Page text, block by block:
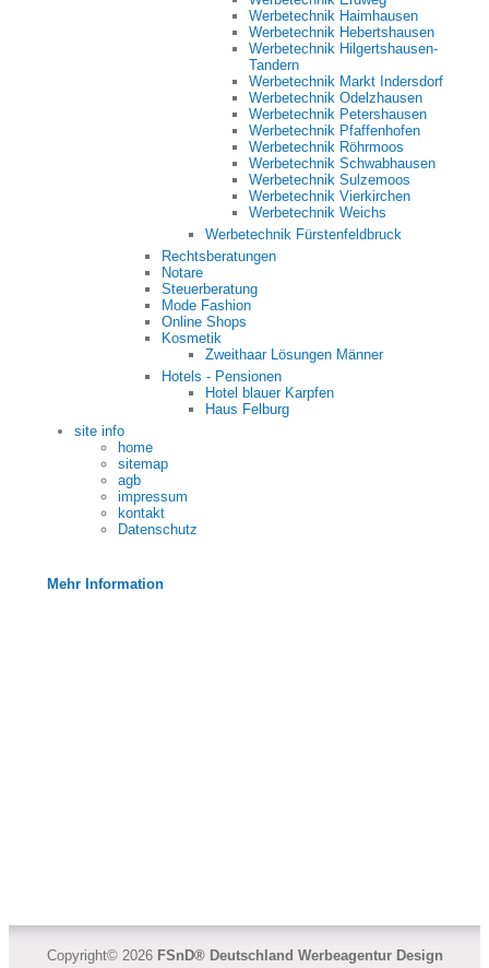
Werbetechnik Haimhausen
Werbetechnik Hebertshausen
Werbetechnik Hilgertshausen-
Tandern
Werbetechnik Markt Indersdorf
Werbetechnik Odelzhausen
Werbetechnik Petershausen
Werbetechnik Pfaffenhofen
Werbetechnik Röhrmoos
Werbetechnik Schwabhausen
Werbetechnik Sulzemoos
Werbetechnik Vierkirchen
Werbetechnik Weichs
Werbetechnik Fürstenfeldbruck
Rechtsberatungen
Notare
Steuerberatung
Mode Fashion
Online Shops
Kosmetik
Zweithaar Lösungen Männer
Hotels - Pensionen
Hotel blauer Karpfen
Haus Felburg
site info
home
sitemap
agb
impressum
kontakt
Datenschutz
Mehr Information
Copyright© 2026 FSnD® Deutschland Werbeagentur Design